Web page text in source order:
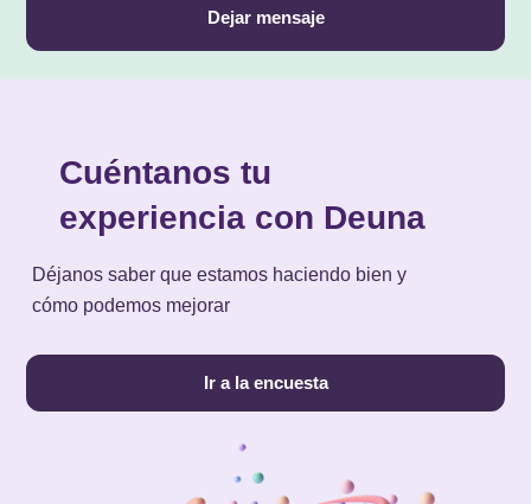
Dejar mensaje
Cuéntanos tu
experiencia con Deuna
Déjanos saber que estamos haciendo bien y
cómo podemos mejorar
Ir a la encuesta